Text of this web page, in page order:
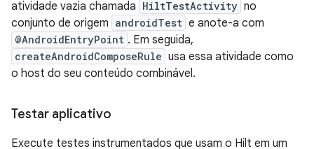
atividade vazia chamada HiltTestActivity no
conjunto de origem androidTest e anote-a com
@AndroidEntryPoint . Em seguida,
createAndroidComposeRule usa essa atividade como
o host do seu conteúdo combinável.
Testar aplicativo
Execute testes instrumentados que usam o Hilt em um